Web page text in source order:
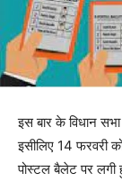
इस बार के विधान
इसीलिए 14 फरवरी
पोस्टल बैलेट पर